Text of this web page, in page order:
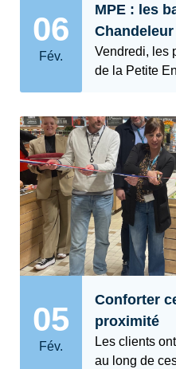
06
Fév.
MPE : les
Chandeleur
Vendredi, les
de la Petite
05
Fév.
Conforter
proximité
Les clients
au long de